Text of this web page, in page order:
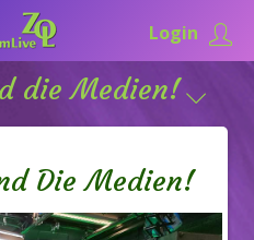
Login
die Medien!
Die Medien!